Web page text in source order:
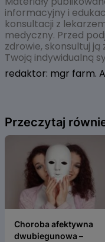
informacyjny i
konsultacji z
medyczny. Przed
zdrowie, skonsultuj
Twoją indywidualną
redaktor: mgr farm.
Przeczytaj
Choroba afektywna
Choroba afektywna
dwubiegunowa –